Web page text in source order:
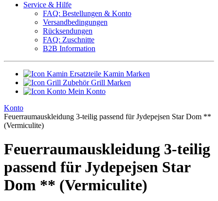
Service & Hilfe
FAQ: Bestellungen & Konto
Versandbedingungen
Rücksendungen
FAQ: Zuschnitte
B2B Information
Ersatzteile Kamin Marken
Zubehör Grill Marken
Mein Konto
Konto
Feuerraumauskleidung 3-teilig passend für Jydepejsen Star Dom **
(Vermiculite)
Feuerraumauskleidung 3-teilig
passend für Jydepejsen Star
Dom ** (Vermiculite)